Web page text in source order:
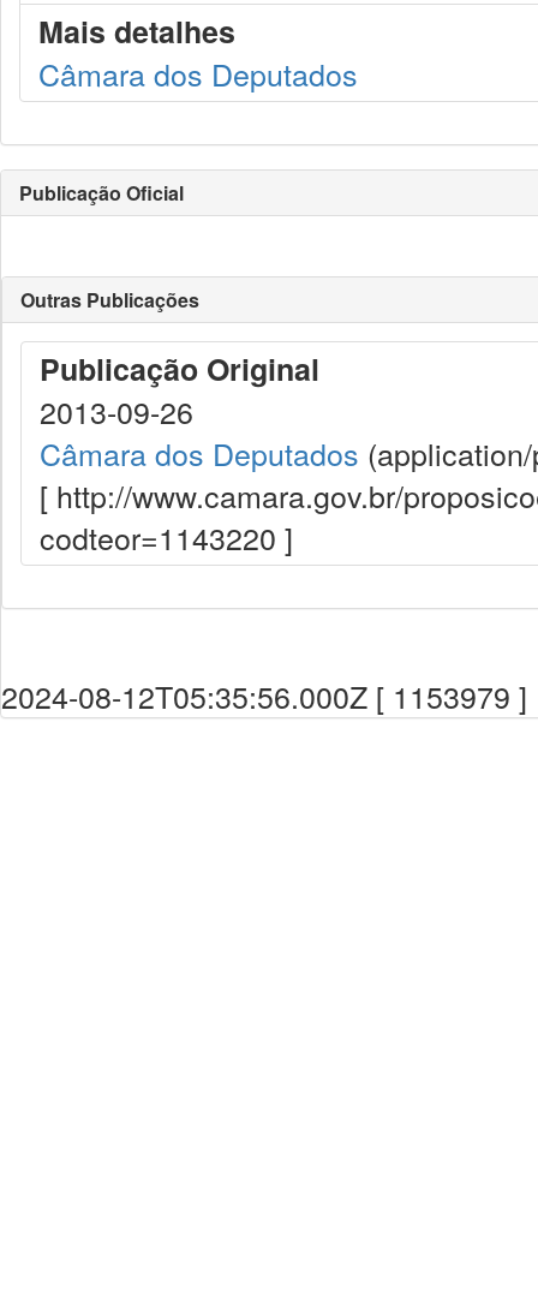
Mais detalhes
Câmara dos Deputados
Publicação Oficial
Outras Publicações
Publicação Original
2013-09-26
Câmara dos Deputados
[ http://www.camara.gov.br/
codteor=1143220 ]
2024-08-12T05:35:56.000Z [ 1153979 ]